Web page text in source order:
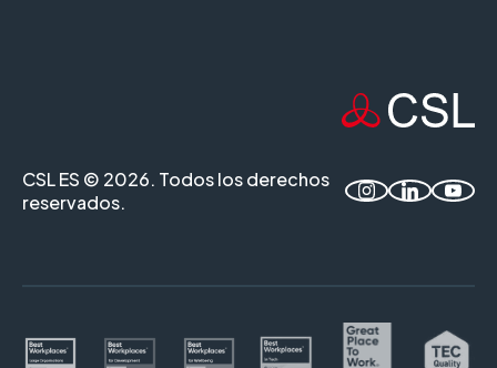
CSL ES © 2026. Todos los derechos
reservados.